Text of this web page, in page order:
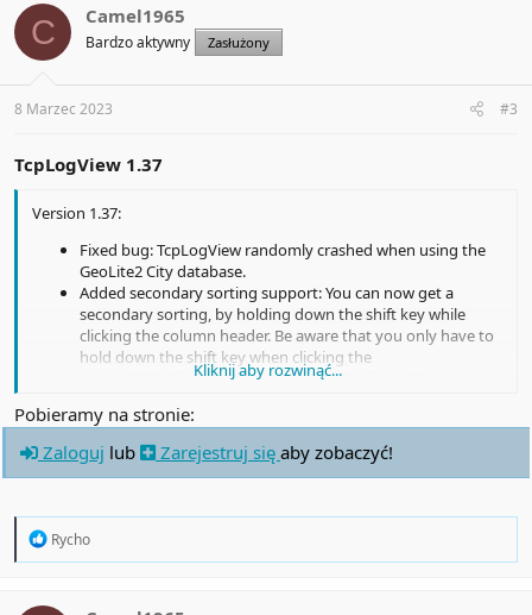
t
i
o
s
:
C Camel1965
Bardzo aktywny Zasłużony
8 Marzec 2023 #3
TcpLogView 1.37
Version 1.37:
Fixed bug: TcpLogView randomly crashed when using the
GeoLite2 City database.
Added secondary sorting support: You can now get a
secondary sorting, by holding down the shift key while
clicking the column header. Be aware that you only have to
hold down the shift key when clicking the
second/third/fourth column. To sort the first column you
Added option to change the sorting column from the menu
(View -> Sort By). Like the column header click sorting, if you
click again the same sorting menu item, it'll switch between
ascending and descending order. Also, if you hold down the
Added 'Sort By' dropdown to the toolbar.
Kliknij aby rozwinąć...
Pobieramy na stronie:
Zaloguj lub Zarejestruj się aby zobaczyć!
R
Rycho